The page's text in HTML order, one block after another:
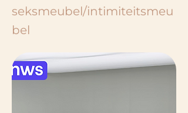
seksmeubel/intimiteitsmeu
bel